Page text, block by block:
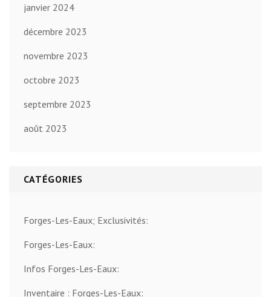
janvier 2024
décembre 2023
novembre 2023
octobre 2023
septembre 2023
août 2023
CATÉGORIES
Forges-Les-Eaux; Exclusivités:
Forges-Les-Eaux:
Infos Forges-Les-Eaux:
Inventaire : Forges-Les-Eaux: